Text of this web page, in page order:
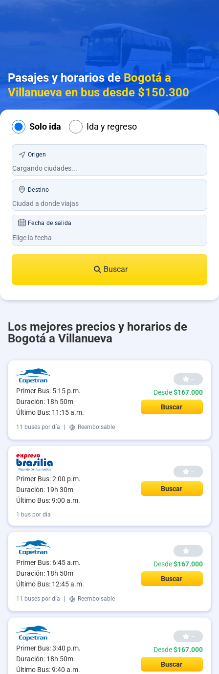
Pasajes y horarios deBogotá a
Villanueva en bus desde $150.300
Solo ida Ida y regreso
Origen
Destino
Fecha de salida
Buscar
Los mejores precios y horarios de
Bogotá a Villanueva
Primer Bus: 5:15 p.m.
Duración: 18h 50m
Último Bus: 11:15 a.m.
--
Desde$167.000
Buscar
11 buses por día Reembolsable
Primer Bus: 2:00 p.m.
Duración: 19h 30m
Último Bus: 9:00 a.m.
--
Buscar
1 bus por día
Primer Bus: 6:45 a.m.
Duración: 18h 50m
Último Bus: 12:45 a.m.
--
Desde$167.000
Buscar
11 buses por día Reembolsable
Primer Bus: 3:40 p.m.
Duración: 18h 50m
Último Bus: 9:40 a.m.
--
Desde$167.000
Buscar